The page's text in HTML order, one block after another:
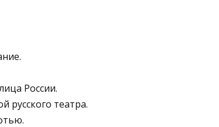
России.
русского театра.